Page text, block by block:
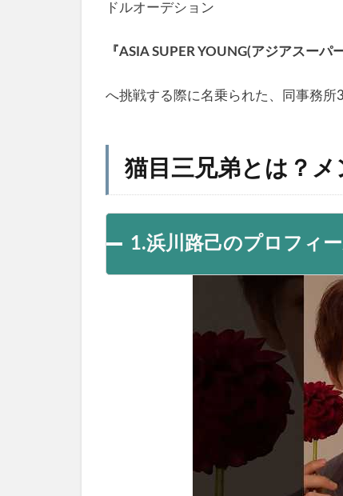
ドルオーデション
『ASIA SUPER YOUNG(アジアスーパ
へ挑戦する際に名乗られた、同事務所
猫目三兄弟とは？
1.浜川路己のプロフィ